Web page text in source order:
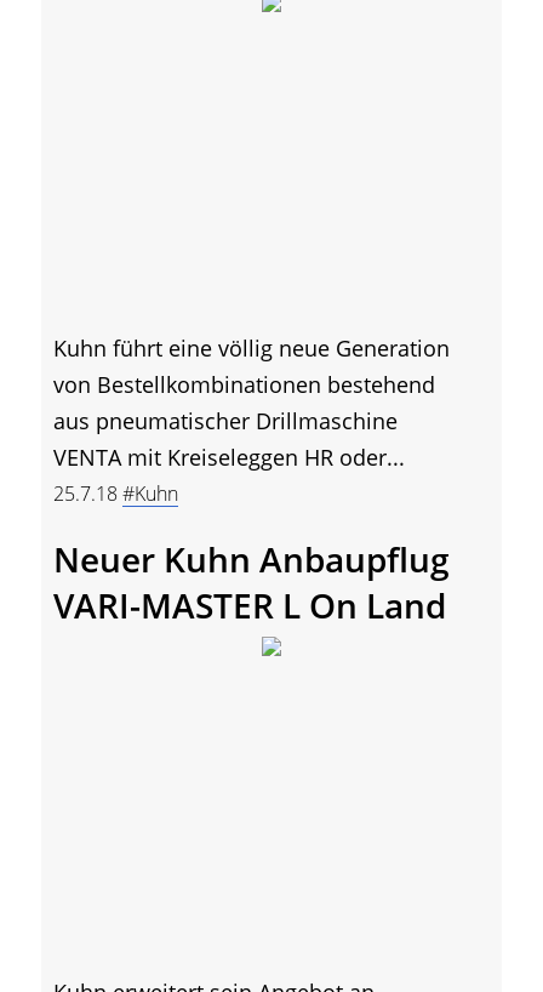
Kuhn führt eine völlig neue Generation
von Bestellkombinationen bestehend
aus pneumatischer Drillmaschine
VENTA mit Kreiseleggen HR oder...
25.7.18#Kuhn
Neuer Kuhn Anbaupflug
VARI-MASTER L On Land